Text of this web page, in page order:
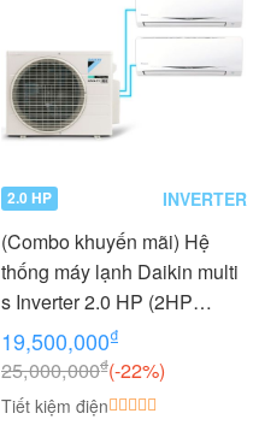
2.0 HP INVERTER
(Combo khuyến mãi) Hệ
thống máy lạnh Daikin multi
s Inverter 2.0 HP (2HP
Ngựa) - 1 dàn nóng 2 dàn
lạnh (1.0 + 1.0 HP (1 Ngựa)
MKC50RVMV-
CTKC25RVMV+CTKC25RV
19,500,000₫
25,000,000₫(-22%)
Tiết kiệm điện